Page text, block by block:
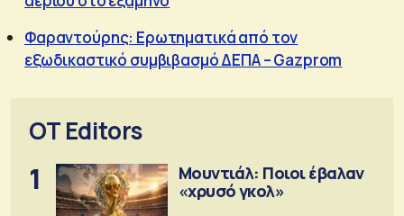
Φαραντούρης: Ερωτηματικά από τον
εξωδικαστικό συμβιβασμό ΔΕΠΑ – Gazprom
OT Editors
1
Μουντιάλ: Ποιοι έβαλαν
«χρυσό γκολ»